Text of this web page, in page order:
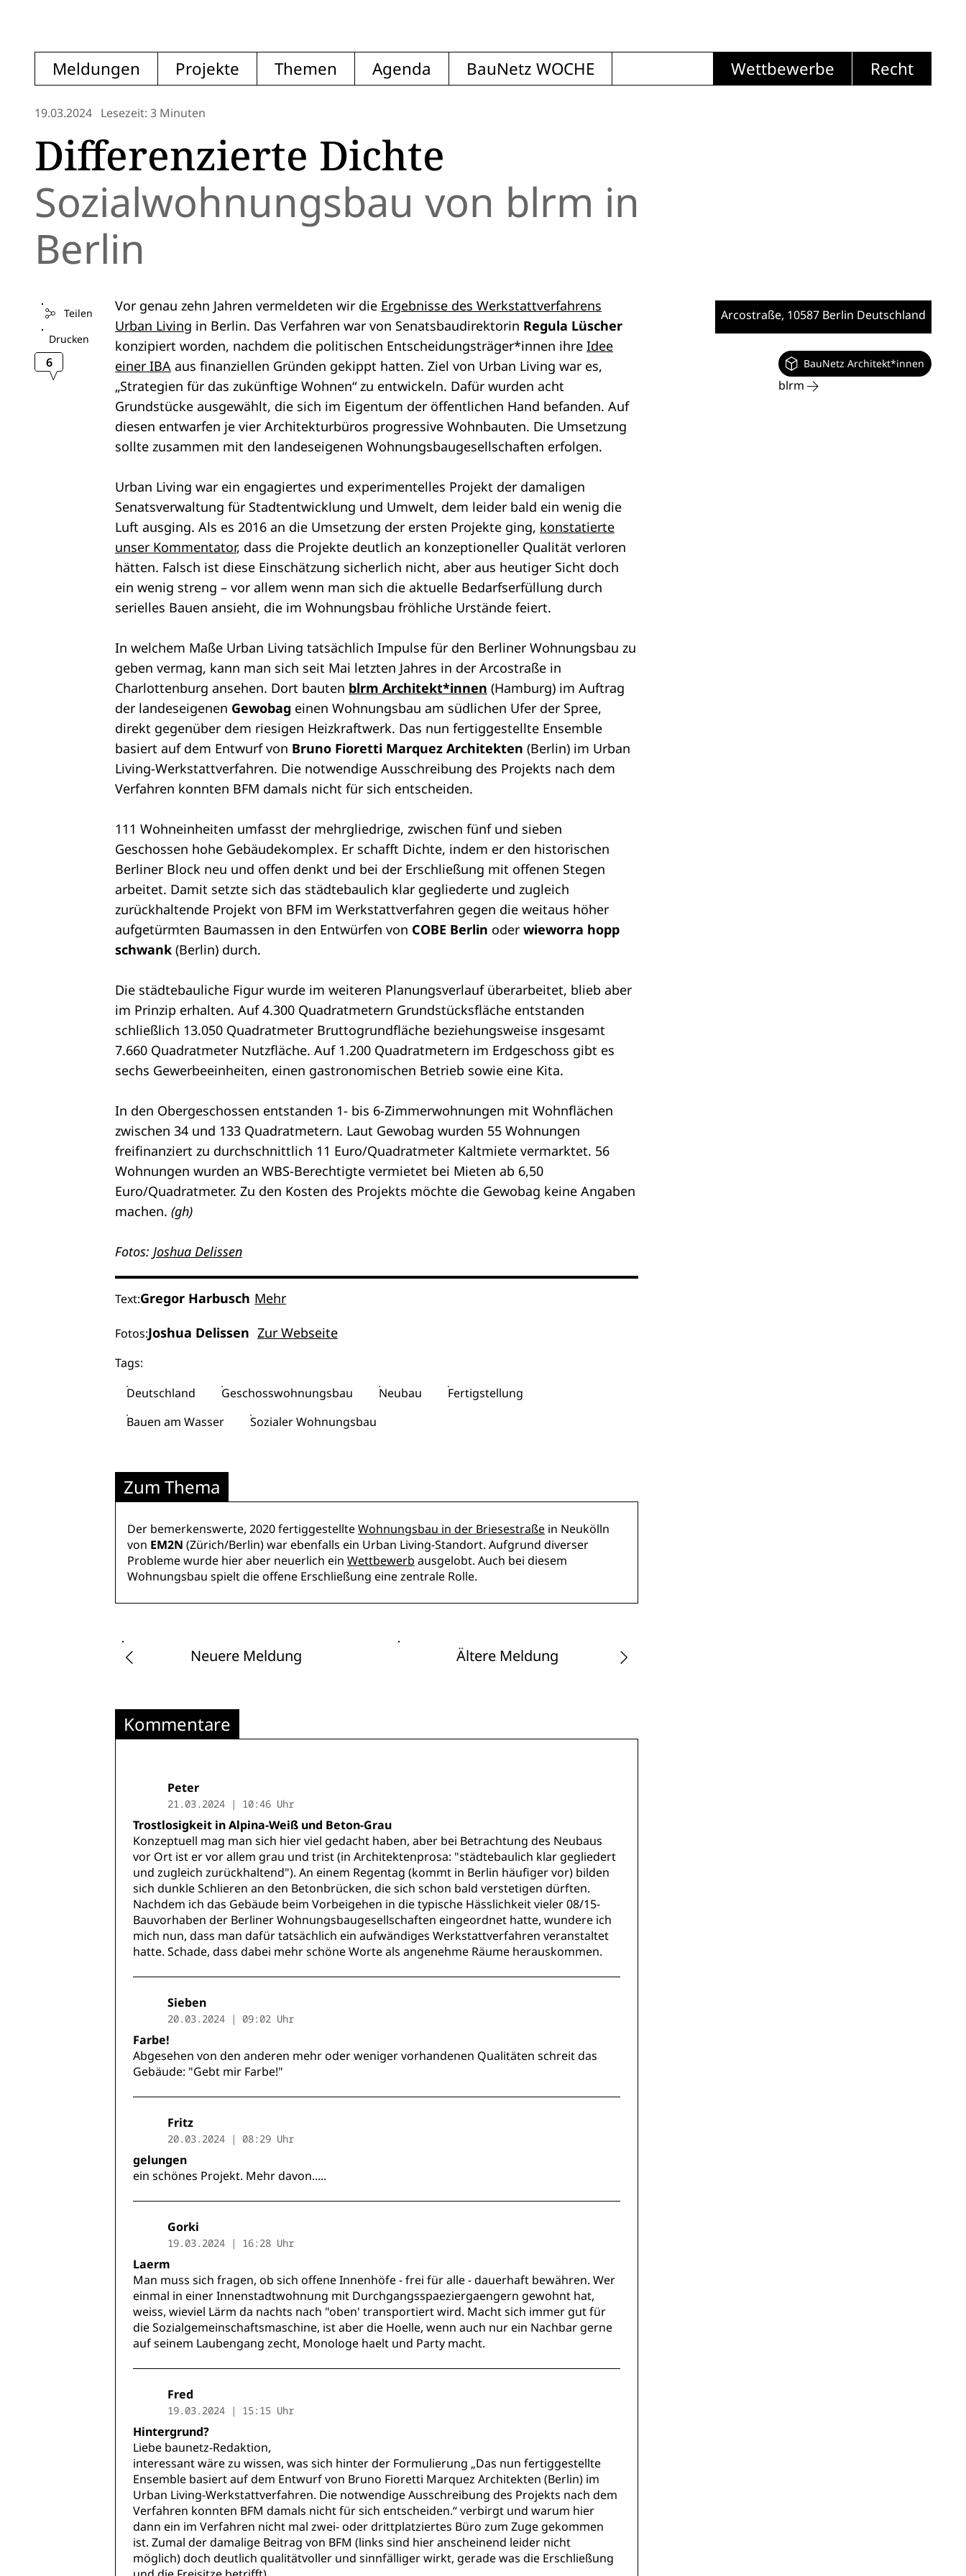
Meldungen Projekte Themen Agenda BauNetz WOCHE Wettbewerbe Recht
19.03.2024 Lesezeit: 3 Minuten
Differenzierte Dichte
Sozialwohnungsbau von blrm in
Berlin
Teilen
Drucken
6
Vor genau zehn Jahren vermeldeten wir die Ergebnisse des Werkstattverfahrens
Urban Living in Berlin. Das Verfahren war von Senatsbaudirektorin Regula Lüscher
konzipiert worden, nachdem die politischen Entscheidungsträger*innen ihre Idee
einer IBA aus finanziellen Gründen gekippt hatten. Ziel von Urban Living war es,
„Strategien für das zukünftige Wohnen“ zu entwickeln. Dafür wurden acht
Grundstücke ausgewählt, die sich im Eigentum der öffentlichen Hand befanden. Auf
diesen entwarfen je vier Architekturbüros progressive Wohnbauten. Die Umsetzung
sollte zusammen mit den landeseigenen Wohnungsbaugesellschaften erfolgen.
Urban Living war ein engagiertes und experimentelles Projekt der damaligen
Senatsverwaltung für Stadtentwicklung und Umwelt, dem leider bald ein wenig die
Luft ausging. Als es 2016 an die Umsetzung der ersten Projekte ging, konstatierte
unser Kommentator, dass die Projekte deutlich an konzeptioneller Qualität verloren
hätten. Falsch ist diese Einschätzung sicherlich nicht, aber aus heutiger Sicht doch
ein wenig streng – vor allem wenn man sich die aktuelle Bedarfserfüllung durch
serielles Bauen ansieht, die im Wohnungsbau fröhliche Urstände feiert.
In welchem Maße Urban Living tatsächlich Impulse für den Berliner Wohnungsbau zu
geben vermag, kann man sich seit Mai letzten Jahres in der Arcostraße in
Charlottenburg ansehen. Dort bauten blrm Architekt*innen (Hamburg) im Auftrag
der landeseigenen Gewobag einen Wohnungsbau am südlichen Ufer der Spree,
direkt gegenüber dem riesigen Heizkraftwerk. Das nun fertiggestellte Ensemble
basiert auf dem Entwurf von Bruno Fioretti Marquez Architekten (Berlin) im Urban
Living-Werkstattverfahren. Die notwendige Ausschreibung des Projekts nach dem
Verfahren konnten BFM damals nicht für sich entscheiden.
111 Wohneinheiten umfasst der mehrgliedrige, zwischen fünf und sieben
Geschossen hohe Gebäudekomplex. Er schafft Dichte, indem er den historischen
Berliner Block neu und offen denkt und bei der Erschließung mit offenen Stegen
arbeitet. Damit setzte sich das städtebaulich klar gegliederte und zugleich
zurückhaltende Projekt von BFM im Werkstattverfahren gegen die weitaus höher
aufgetürmten Baumassen in den Entwürfen von COBE Berlin oder wieworra hopp
schwank (Berlin) durch.
Die städtebauliche Figur wurde im weiteren Planungsverlauf überarbeitet, blieb aber
im Prinzip erhalten. Auf 4.300 Quadratmetern Grundstücksfläche entstanden
schließlich 13.050 Quadratmeter Bruttogrundfläche beziehungsweise insgesamt
7.660 Quadratmeter Nutzfläche. Auf 1.200 Quadratmetern im Erdgeschoss gibt es
sechs Gewerbeeinheiten, einen gastronomischen Betrieb sowie eine Kita.
In den Obergeschossen entstanden 1- bis 6-Zimmerwohnungen mit Wohnflächen
zwischen 34 und 133 Quadratmetern. Laut Gewobag wurden 55 Wohnungen
freifinanziert zu durchschnittlich 11 Euro/Quadratmeter Kaltmiete vermarktet. 56
Wohnungen wurden an WBS-Berechtigte vermietet bei Mieten ab 6,50
Euro/Quadratmeter. Zu den Kosten des Projekts möchte die Gewobag keine Angaben
machen. (gh)
Fotos: Joshua Delissen
Text:Gregor Harbusch Mehr
Fotos:Joshua Delissen Zur Webseite
Tags:
Deutschland
Geschosswohnungsbau Neubau
Fertigstellung
Bauen am Wasser
Sozialer Wohnungsbau
Zum Thema
Der bemerkenswerte, 2020 fertiggestellteWohnungsbau in der Briesestraße in Neukölln
von EM2N (Zürich/Berlin) war ebenfalls ein Urban Living-Standort. Aufgrund diverser
Probleme wurde hier aber neuerlich ein Wettbewerb ausgelobt. Auch bei diesem
Wohnungsbau spielt die offene Erschließung eine zentrale Rolle.
Neuere Meldung Ältere Meldung
Arcostraße, 10587 Berlin Deutschland
BauNetz Architekt*innen
blrm
Kommentare
Peter
21.03.2024 | 10:46 Uhr
Trostlosigkeit in Alpina-Weiß und Beton-Grau
Konzeptuell mag man sich hier viel gedacht haben, aber bei Betrachtung des Neubaus
vor Ort ist er vor allem grau und trist (in Architektenprosa: "städtebaulich klar gegliedert
und zugleich zurückhaltend"). An einem Regentag (kommt in Berlin häufiger vor) bilden
sich dunkle Schlieren an den Betonbrücken, die sich schon bald verstetigen dürften.
Nachdem ich das Gebäude beim Vorbeigehen in die typische Hässlichkeit vieler 08/15-
Bauvorhaben der Berliner Wohnungsbaugesellschaften eingeordnet hatte, wundere ich
mich nun, dass man dafür tatsächlich ein aufwändiges Werkstattverfahren veranstaltet
hatte. Schade, dass dabei mehr schöne Worte als angenehme Räume herauskommen.
Sieben
20.03.2024 | 09:02 Uhr
Farbe!
Abgesehen von den anderen mehr oder weniger vorhandenen Qualitäten schreit das
Gebäude: "Gebt mir Farbe!"
Fritz
20.03.2024 | 08:29 Uhr
gelungen
ein schönes Projekt. Mehr davon.....
Gorki
19.03.2024 | 16:28 Uhr
Laerm
Man muss sich fragen, ob sich offene Innenhöfe - frei für alle - dauerhaft bewähren. Wer
einmal in einer Innenstadtwohnung mit Durchgangsspaeziergaengern gewohnt hat,
weiss, wieviel Lärm da nachts nach "oben' transportiert wird. Macht sich immer gut für
die Sozialgemeinschaftsmaschine, ist aber die Hoelle, wenn auch nur ein Nachbar gerne
auf seinem Laubengang zecht, Monologe haelt und Party macht.
Fred
19.03.2024 | 15:15 Uhr
Hintergrund?
Liebe baunetz-Redaktion,
interessant wäre zu wissen, was sich hinter der Formulierung „Das nun fertiggestellte
Ensemble basiert auf dem Entwurf von Bruno Fioretti Marquez Architekten (Berlin) im
Urban Living-Werkstattverfahren. Die notwendige Ausschreibung des Projekts nach dem
Verfahren konnten BFM damals nicht für sich entscheiden.“ verbirgt und warum hier
dann ein im Verfahren nicht mal zwei- oder drittplatziertes Büro zum Zuge gekommen
ist. Zumal der damalige Beitrag von BFM (links sind hier anscheinend leider nicht
möglich) doch deutlich qualitätvoller und sinnfälliger wirkt, gerade was die Erschließung